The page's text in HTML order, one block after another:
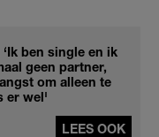
‘Ik ben single en ik
geen partner,
om alleen te
er wel'
LEES OOK